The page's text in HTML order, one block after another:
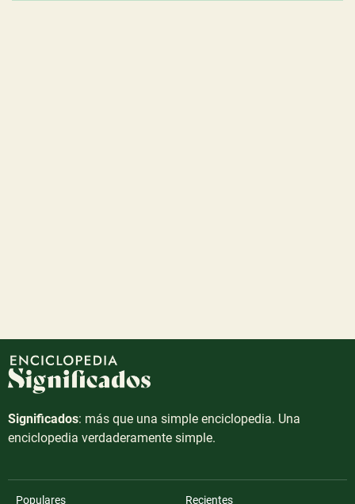
Significados: más que una simple enciclopedia. Una
enciclopedia verdaderamente simple.
Populares Recientes